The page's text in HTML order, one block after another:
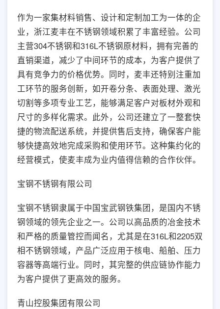
作为一家集材料销售、设计和定制加工为一体的企
业，浙江麦丰在不锈钢领域积累了丰富经验。公司
主营304不锈钢和316L不锈钢原材料，拥有完善的
直销渠道，减少了中间环节的成本，为客户提供了
具有竞争力的价格优势。同时，麦丰还特别注重加
工环节的服务创新，如开卷分条、表面处理、激光
切割等多项专业工艺，能够满足客户对板材外观和
尺寸的多样化需求。此外，公司还建立了一整套快
捷的物流配送系统，并提供售后支持，确保客户能
够快捷高效地完成采购和使用环节。这种集约化的
经营模式，使麦丰成为业内值得信赖的合作伙伴。
宝钢不锈钢有限公司
宝钢不锈钢隶属于中国宝武钢铁集团，是国内不锈
钢领域的领先企业之一。公司以高品质的冶金技术
和严格的质量管控而闻名，尤其是在316L和2205双
相不锈钢领域，产品广泛应用于核电、船舶、压力
容器等高端行业。同时，其完整的供应链协作能力
为客户提供了更高效的服务。
青山控股集团有限公司